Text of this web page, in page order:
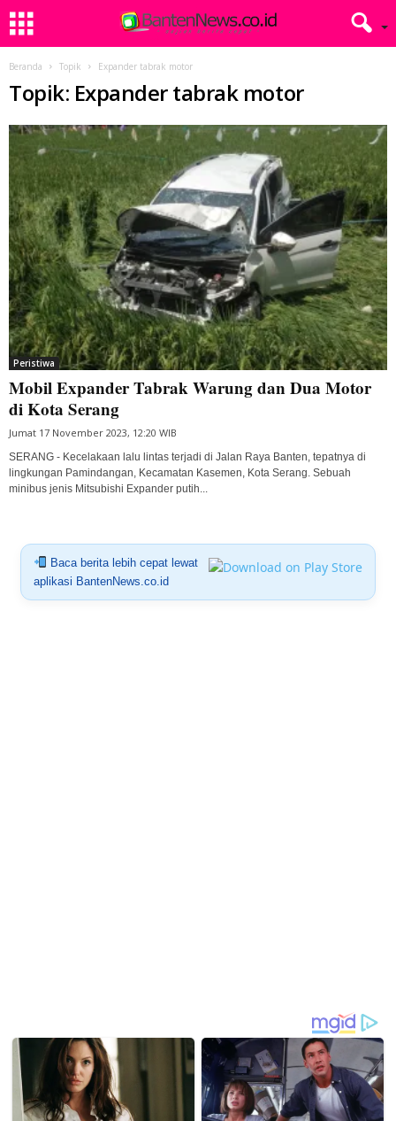
Beranda Topik Expander tabrak motor
Topik: Expander tabrak motor
Peristiwa
Mobil Expander Tabrak Warung dan Dua Motor
di Kota Serang
Jumat 17 November 2023, 12:20 WIB
SERANG - Kecelakaan lalu lintas terjadi di Jalan Raya Banten, tepatnya di
lingkungan Pamindangan, Kecamatan Kasemen, Kota Serang. Sebuah
minibus jenis Mitsubishi Expander putih...
Baca berita lebih cepat lewat
aplikasi BantenNews.co.id